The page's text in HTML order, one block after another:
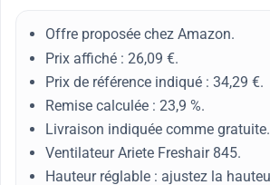
Offre proposée chez Amazon.
Prix affiché : 26,09 €.
Prix de référence indiqué : 34,29 €.
Remise calculée : 23,9 %.
Livraison indiquée comme gratuite.
Ventilateur Ariete Freshair 845.
Hauteur réglable : ajustez la